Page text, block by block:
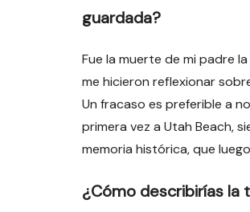
guardada?
Fue la muerte de mi padre
me hicieron reflexionar
Un fracaso es preferible a
primera vez a Utah Beach,
memoria histórica, que
¿Cómo describirías la